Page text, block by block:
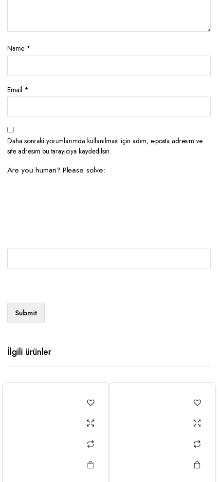
Name *
Email *
Daha sonraki yorumlarımda kullanılması için adım, e-posta adresim ve
site adresim bu tarayıcıya kaydedilsin.
Are you human? Please solve:
İlgili ürünler